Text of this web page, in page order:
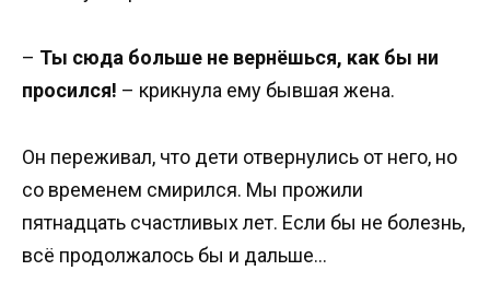
– Ты сюда больше не вернёшься, как бы ни
просился! – крикнула ему бывшая жена.
Он переживал, что дети отвернулись от него, но
со временем смирился. Мы прожили
пятнадцать счастливых лет. Если бы не болезнь,
всё продолжалось бы и дальше…